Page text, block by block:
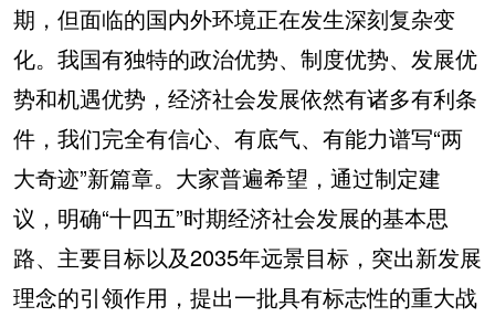
期，但面临的国内外环境正在发生深刻复杂变
化。我国有独特的政治优势、制度优势、发展优
势和机遇优势，经济社会发展依然有诸多有利条
件，我们完全有信心、有底气、有能力谱写“两
大奇迹”新篇章。大家普遍希望，通过制定建
议，明确“十四五”时期经济社会发展的基本思
路、主要目标以及2035年远景目标，突出新发展
理念的引领作用，提出一批具有标志性的重大战